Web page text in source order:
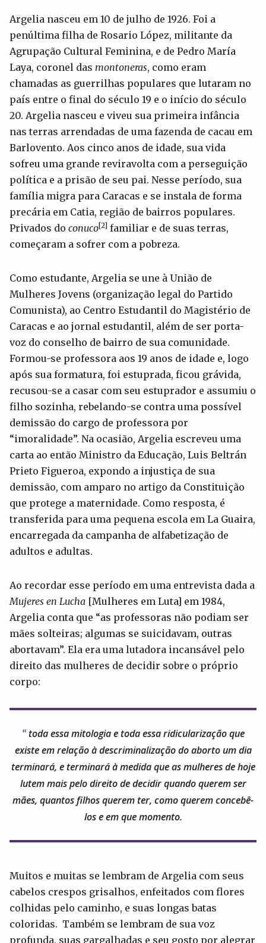
Argelia nasceu em 10 de julho de 1926. Foi a
penúltima filha de Rosario López, militante da
Agrupação Cultural Feminina, e de Pedro María
Laya, coronel das montoneras, como eram
chamadas as guerrilhas populares que lutaram no
país entre o final do século 19 e o início do século
20. Argelia nasceu e viveu sua primeira infância
nas terras arrendadas de uma fazenda de cacau em
Barlovento. Aos cinco anos de idade, sua vida
sofreu uma grande reviravolta com a perseguição
política e a prisão de seu pai. Nesse período, sua
família migra para Caracas e se instala de forma
precária em Catia, região de bairros populares.
Privados do conuco[2] familiar e de suas terras,
começaram a sofrer com a pobreza.
Como estudante, Argelia se une à União de
Mulheres Jovens (organização legal do Partido
Comunista), ao Centro Estudantil do Magistério de
Caracas e ao jornal estudantil, além de ser porta-
voz do conselho de bairro de sua comunidade.
Formou-se professora aos 19 anos de idade e, logo
após sua formatura, foi estuprada, ficou grávida,
recusou-se a casar com seu estuprador e assumiu o
filho sozinha, rebelando-se contra uma possível
demissão do cargo de professora por
“imoralidade”. Na ocasião, Argelia escreveu uma
carta ao então Ministro da Educação, Luis Beltrán
Prieto Figueroa, expondo a injustiça de sua
demissão, com amparo no artigo da Constituição
que protege a maternidade. Como resposta, é
transferida para uma pequena escola em La Guaira,
encarregada da campanha de alfabetização de
adultos e adultas.
Ao recordar esse período em uma entrevista dada a
Mujeres en Lucha [Mulheres em Luta] em 1984,
Argelia conta que “as professoras não podiam ser
mães solteiras; algumas se suicidavam, outras
abortavam”. Ela era uma lutadora incansável pelo
direito das mulheres de decidir sobre o próprio
corpo:
toda essa mitologia e toda essa ridicularização que
existe em relação à descriminalização do aborto um dia
terminará, e terminará à medida que as mulheres de hoje
lutem mais pelo direito de decidir quando querem ser
mães, quantos filhos querem ter, como querem concebê-
los e em que momento.
Muitos e muitas se lembram de Argelia com seus
cabelos crespos grisalhos, enfeitados com flores
colhidas pelo caminho, e suas longas batas
coloridas. Também se lembram de sua voz
profunda, suas gargalhadas e seu gosto por alegrar